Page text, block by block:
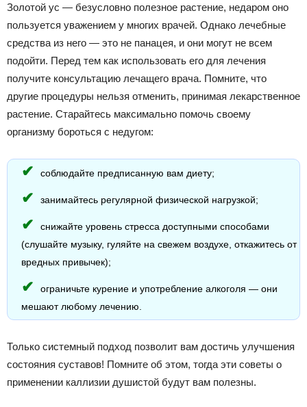
Золотой ус — безусловно полезное растение, недаром оно
пользуется уважением у многих врачей. Однако лечебные
средства из него — это не панацея, и они могут не всем
подойти. Перед тем как использовать его для лечения
получите консультацию лечащего врача. Помните, что
другие процедуры нельзя отменить, принимая лекарственное
растение. Старайтесь максимально помочь своему
организму бороться с недугом:
соблюдайте предписанную вам диету;
занимайтесь регулярной физической нагрузкой;
снижайте уровень стресса доступными способами
(слушайте музыку, гуляйте на свежем воздухе, откажитесь от
вредных привычек);
ограничьте курение и употребление алкоголя — они
мешают любому лечению.
Только системный подход позволит вам достичь улучшения
состояния суставов! Помните об этом, тогда эти советы о
применении каллизии душистой будут вам полезны.